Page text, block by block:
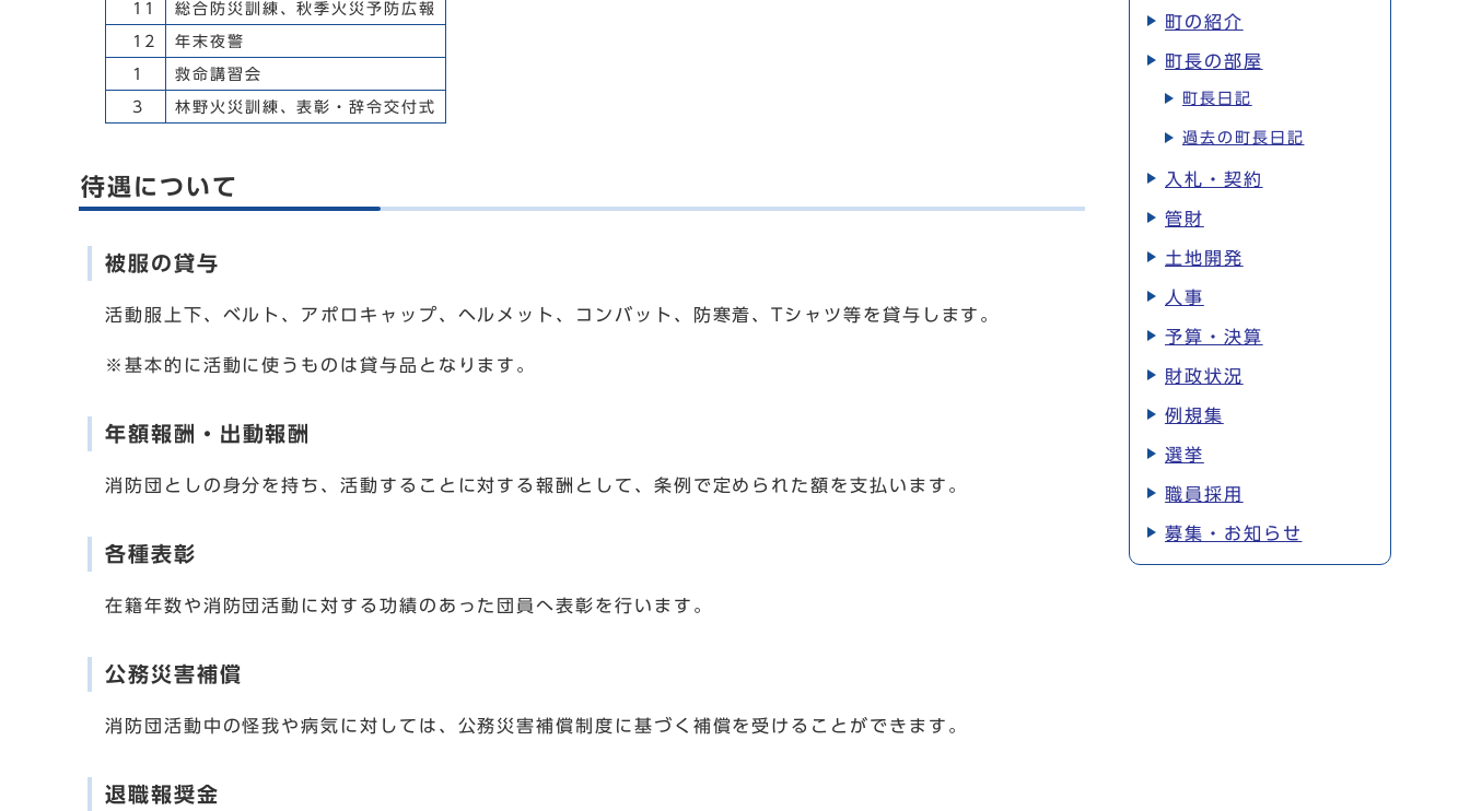
11 総合防災訓練、秋季火災予防広報
12 年末夜警
1 救命講習会
3 林野火災訓練、表彰・辞令交付式
待遇について
被服の貸与
活動服上下、ベルト、アポロキャップ、ヘルメット、コンバット、防寒着、Tシャツ等を貸与します。
※基本的に活動に使うものは貸与品となります。
年額報酬・出動報酬
消防団としの身分を持ち、活動することに対する報酬として、条例で定められた額を支払います。
各種表彰
在籍年数や消防団活動に対する功績のあった団員へ表彰を行います。
公務災害補償
消防団活動中の怪我や病気に対しては、公務災害補償制度に基づく補償を受けることができます。
退職報奨金
町の紹介
町長の部屋
町長日記
過去の町長日記
入札・契約
管財
土地開発
人事
予算・決算
財政状況
例規集
選挙
職員採用
募集・お知らせ